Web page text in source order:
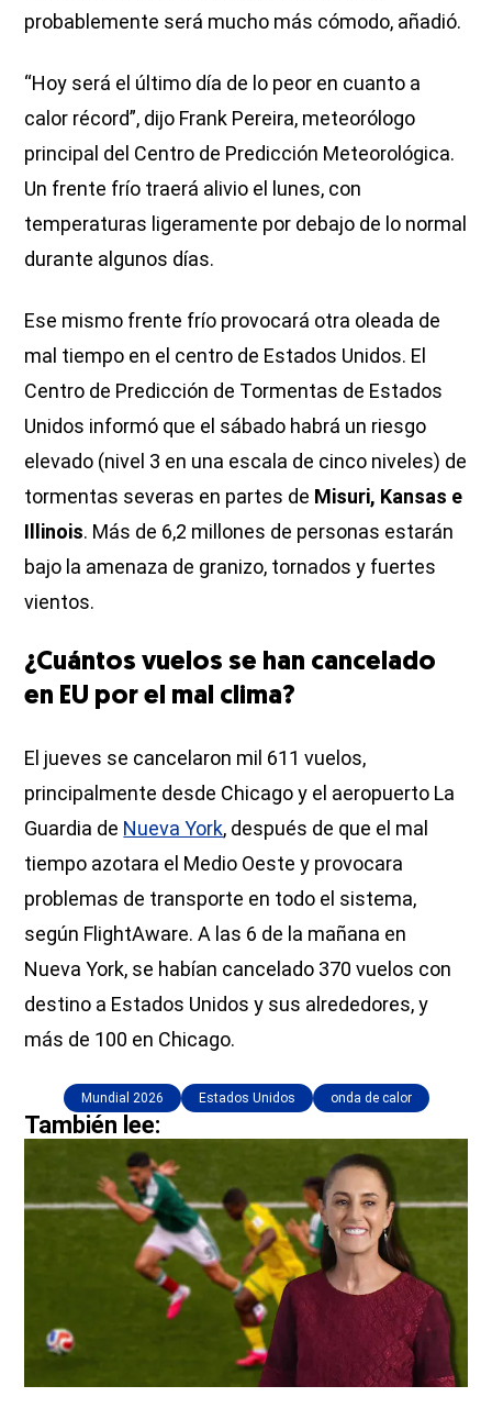
probablemente será mucho más cómodo, añadió.
“Hoy será el último día de lo peor en cuanto a
calor récord”, dijo Frank Pereira, meteorólogo
principal del Centro de Predicción Meteorológica.
Un frente frío traerá alivio el lunes, con
temperaturas ligeramente por debajo de lo normal
durante algunos días.
Ese mismo frente frío provocará otra oleada de
mal tiempo en el centro de Estados Unidos. El
Centro de Predicción de Tormentas de Estados
Unidos informó que el sábado habrá un riesgo
elevado (nivel 3 en una escala de cinco niveles) de
tormentas severas en partes de Misuri, Kansas e
Illinois. Más de 6,2 millones de personas estarán
bajo la amenaza de granizo, tornados y fuertes
vientos.
¿Cuántos vuelos se han cancelado
en EU por el mal clima?
El jueves se cancelaron mil 611 vuelos,
principalmente desde Chicago y el aeropuerto La
Guardia de Nueva York, después de que el mal
tiempo azotara el Medio Oeste y provocara
problemas de transporte en todo el sistema,
según FlightAware. A las 6 de la mañana en
Nueva York, se habían cancelado 370 vuelos con
destino a Estados Unidos y sus alrededores, y
más de 100 en Chicago.
Mundial 2026 Estados Unidos onda de calor
También lee: